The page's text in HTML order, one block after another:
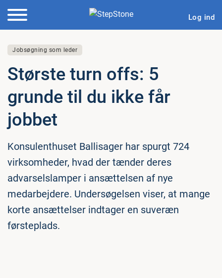
Log ind
Jobsøgning som leder
Største turn offs: 5
grunde til du ikke får
jobbet
Konsulenthuset Ballisager har spurgt 724
virksomheder, hvad der tænder deres
advarselslamper i ansættelsen af nye
medarbejdere. Undersøgelsen viser, at mange
korte ansættelser indtager en suveræn
førsteplads.